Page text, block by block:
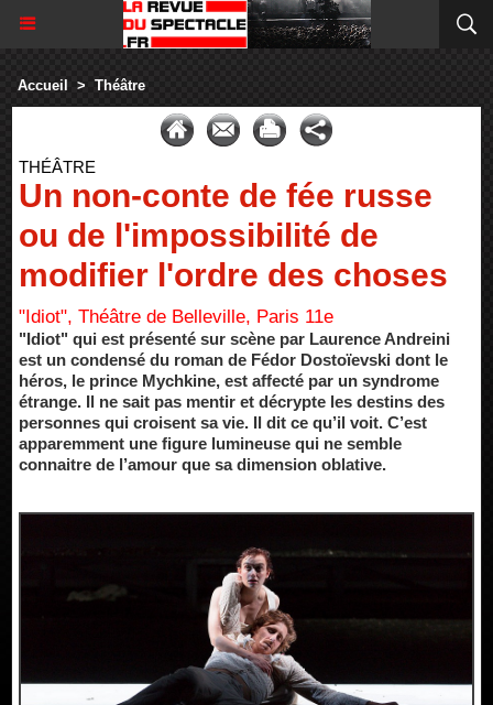
Accueil > Théâtre
THÉÂTRE
Un non-conte de fée russe
ou de l'impossibilité de
modifier l'ordre des choses
"Idiot", Théâtre de Belleville, Paris 11e
"Idiot" qui est présenté sur scène par Laurence Andreini
est un condensé du roman de Fédor Dostoïevski dont le
héros, le prince Mychkine, est affecté par un syndrome
étrange. Il ne sait pas mentir et décrypte les destins des
personnes qui croisent sa vie. Il dit ce qu’il voit. C’est
apparemment une figure lumineuse qui ne semble
connaitre de l’amour que sa dimension oblative.